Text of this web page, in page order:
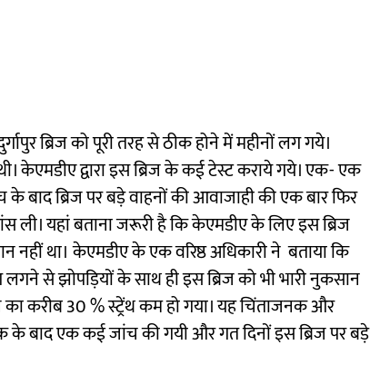
ब्रिज को पूरी तरह से ठीक होने में महीनों लग गये।
केएमडीए द्वारा इस ब्रिज के कई टेस्ट कराये गये। एक- एक
ब्रिज पर बड़े वाहनों की आवाजाही की एक बार फिर
ली। यहां बताना जरूरी है कि केएमडीए के लिए इस ब्रिज
नहीं था। केएमडीएके एक वरिष्ठ अधिकारी ने बताया कि
से झाेपड़ियों के साथ ही इस ब्रिज को भी भारी नुकसान
का करीब 30 % स्ट्रेंथ कम हो गया। यह चिंताजनक और
के बाद एक कई जांच की गयी और गत दिनों इस ब्रिज पर बड़े